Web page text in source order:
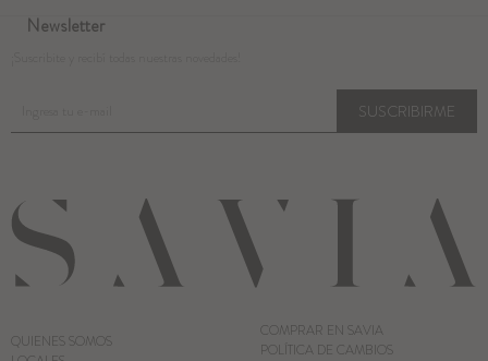
Newsletter
SUSCRIBIRME
QUIENES SOMOS
COMPRAR EN SAVIA
POLÍTICA DE CAMBIOS